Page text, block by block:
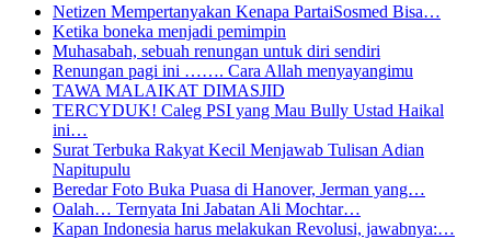
Netizen Mempertanyakan Kenapa PartaiSosmed Bisa…
Ketika boneka menjadi pemimpin
Muhasabah, sebuah renungan untuk diri sendiri
Renungan pagi ini ……. Cara Allah menyayangimu
TAWA MALAIKAT DIMASJID
TERCYDUK! Caleg PSI yang Mau Bully Ustad Haikal
ini…
Surat Terbuka Rakyat Kecil Menjawab Tulisan Adian
Napitupulu
Beredar Foto Buka Puasa di Hanover, Jerman yang…
Oalah… Ternyata Ini Jabatan Ali Mochtar…
Kapan Indonesia harus melakukan Revolusi, jawabnya:…